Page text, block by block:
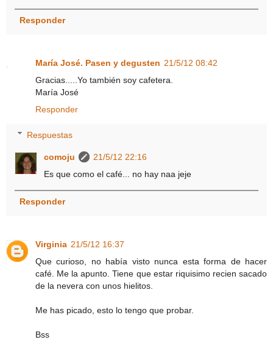
Responder
María José. Pasen y degusten 21/5/12 08:42
Gracias.....Yo también soy cafetera.
María José
Responder
Respuestas
comoju
21/5/12 22:16
Es que como el café... no hay naa jeje
Responder
Virginia 21/5/12 16:37
Que curioso, no había visto nunca esta forma de hacer
café. Me la apunto. Tiene que estar riquisimo recien sacado
de la nevera con unos hielitos.
Me has picado, esto lo tengo que probar.
Bss